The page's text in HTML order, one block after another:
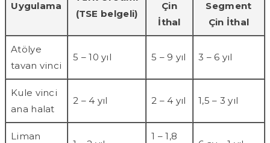
Uygulama
(TSE belgeli)
Çin
İthal
Segment
Çin İthal
Atölye
tavan vinci
5 – 10 yıl 5 – 9 yıl 3 – 6 yıl
Kule vinci
ana halat
2 – 4 yıl 2 – 4 yıl 1,5 – 3 yıl
Liman
1 – 1,8